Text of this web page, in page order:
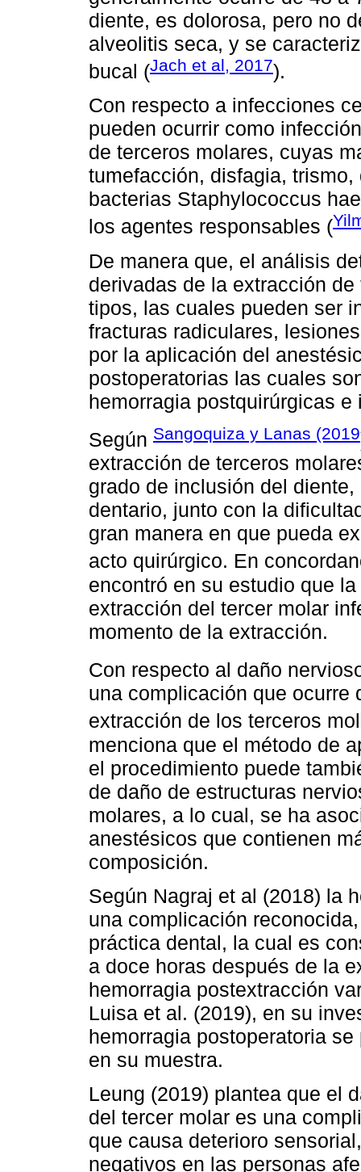
diente, es dolorosa, pero no
alveolitis seca, y se
bucal (Jach et al, 2017).
Con respecto a infecciones
pueden ocurrir como
de terceros molares, cuyas
tumefacción, disfagia,
bacterias Staphylococcus
los agentes responsables (
De manera que, el análisis
derivadas de la extracción
tipos, las cuales pueden ser
fracturas radiculares,
por la aplicación del
postoperatorias las cuales
hemorragia postquirúrgicas e
Según Sangoquiza y Lanas (2019
extracción de terceros
grado de inclusión del
dentario, junto con la
gran manera en que pueda
acto quirúrgico. En
encontró en su estudio que
extracción del tercer molar
momento de la extracción.
Con respecto al daño
una complicación que ocurre
extracción de los terceros
menciona que el método de
el procedimiento puede
de daño de estructuras
molares, a lo cual, se ha
anestésicos que contienen
composición.
Según Nagraj et al (2018) la
una complicación
práctica dental, la cual es
a doce horas después de la
hemorragia postextracción
Luisa et al. (2019), en su
hemorragia postoperatoria
en su muestra.
Leung (2019) plantea que el
del tercer molar es una
que causa deterioro
negativos en las personas